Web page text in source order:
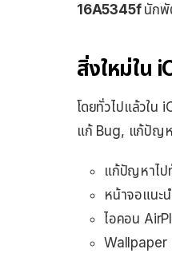
16A5345f นักพั
สิ่งใหม่ใน
โดยทั่วไปแล้วใน
แก้ Bug, แก้ปัญห
แก้ปัญหาไ
หน้าจอแนะ
ไอคอน
Wallpaper